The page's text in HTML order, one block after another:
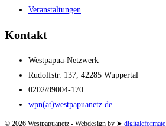
Veranstaltungen
Kontakt
Westpapua-Netzwerk
Rudolfstr. 137, 42285 Wuppertal
0202/89004-170
wpn(at)westpapuanetz.de
© 2026 Westpapuanetz - Webdesign by ➤ digitaleformate